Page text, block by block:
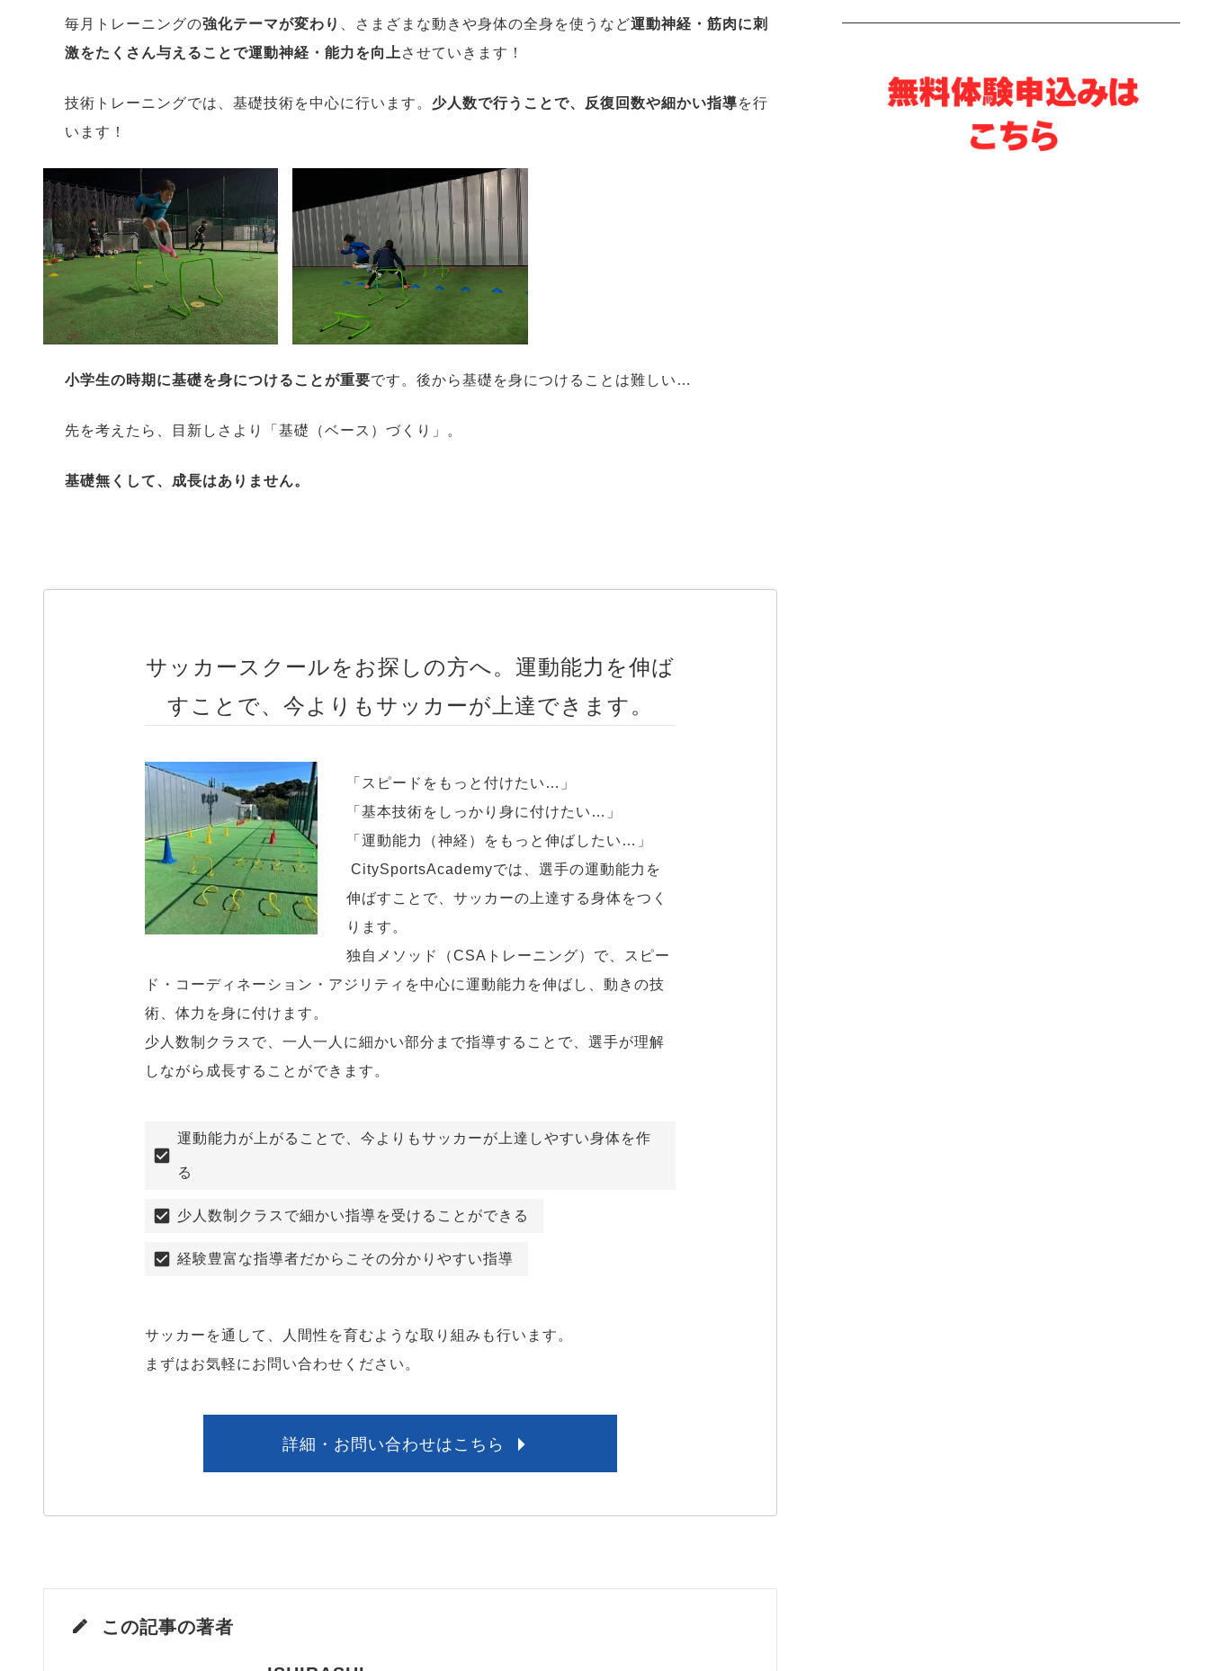
毎月トレーニングの強化テーマが変わり 、さまざまな動きや身体の全身を使うなど運動神経・筋肉に刺
激をたくさん与えることで運動神経・能力を向上 させていきます！
技術トレーニングでは、基礎技術を中心に行います。 少人数で行うことで、反復回数や細かい指導を行
います！
小学生の時期に基礎を身につけることが重要です。後から基礎を身につけることは難しい…
先を考えたら、目新しさより「基礎（ベース）づくり」。
基礎無くして、成長はありません。
サッカースクールをお探しの方へ。運動能力を伸ば
すことで、今よりもサッカーが上達できます。
「スピードをもっと付けたい…」
「基本技術をしっかり身に付けたい…」
「運動能力（神経）をもっと伸ばしたい…」
伸ばすことで、サッカーの上達する身体をつく
ります。
独自メソッド（CSAトレーニング）で、スピー
ド・コーディネーション・アジリティを中心に運動能力を伸ばし、動きの技
術、体力を身に付けます。
少人数制クラスで、一人一人に細かい部分まで指導することで、選手が理解
しながら成長することができます。
運動能力が上がることで、今よりもサッカーが上達しやすい身体を作
る
少人数制クラスで細かい指導を受けることができる
経験豊富な指導者だからこその分かりやすい指導
サッカーを通して、人間性を育むような取り組みも行います。
まずはお気軽にお問い合わせください。
詳細・お問い合わせはこちら
この記事の著者